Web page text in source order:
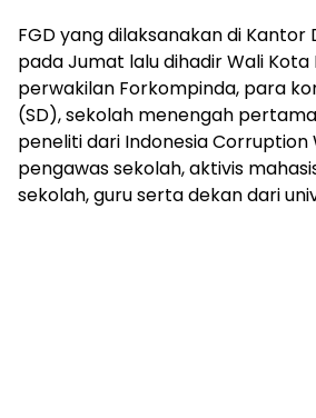
FGD yang dilaksanakan di Kantor
pada Jumat lalu dihadir Wali Kota
perwakilan Forkompinda, para
(SD), sekolah menengah
peneliti dari Indonesia Corruption
pengawas sekolah, aktivis
sekolah, guru serta dekan dari